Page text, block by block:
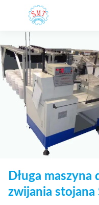
Długa
zwijania stojana